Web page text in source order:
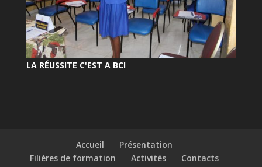
LA RÉUSSITE C'EST A BCI
Accueil
Présentation
Filières de formation
Activités
Contacts